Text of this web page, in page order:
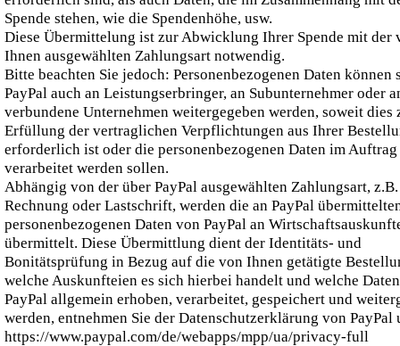
Spende stehen, wie die Spendenhöhe, usw.
Diese Übermittelung ist zur Abwicklung Ihrer Spende mit der
Ihnen ausgewählten Zahlungsart notwendig.
Bitte beachten Sie jedoch: Personenbezogenen Daten können
PayPal auch an Leistungserbringer, an Subunternehmer oder
verbundene Unternehmen weitergegeben werden, soweit dies
Erfüllung der vertraglichen Verpflichtungen aus Ihrer
erforderlich ist oder die personenbezogenen Daten im Auftrag
verarbeitet werden sollen.
Abhängig von der über PayPal ausgewählten Zahlungsart, z.B.
Rechnung oder Lastschrift, werden die an PayPal
personenbezogenen Daten von PayPal an
übermittelt. Diese Übermittlung dient der Identitäts- und
Bonitätsprüfung in Bezug auf die von Ihnen getätigte
welche Auskunfteien es sich hierbei handelt und welche
PayPal allgemein erhoben, verarbeitet, gespeichert und
werden, entnehmen Sie der Datenschutzerklärung von PayPal
https://www.paypal.com/de/webapps/mpp/ua/privacy-full